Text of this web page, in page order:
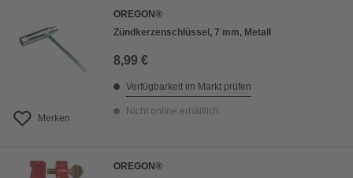
Merken
OREGON®
Zündkerzenschlüssel, 7 mm, Metall
8,99 €
Verfügbarkeit im Markt prüfen
Nicht online erhältlich
OREGON®